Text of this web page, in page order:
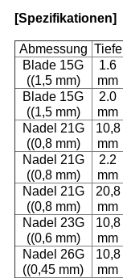
[Spezifikationen]
Abmessung Tiefe
Blade 15G
((1,5 mm)
1.6
mm
Blade 15G
((1,5 mm)
2.0
mm
Nadel 21G
((0,8 mm)
10,8
mm
Nadel 21G
((0,8 mm)
2.2
mm
Nadel 21G
((0,8 mm)
20,8
mm
Nadel 23G
((0,6 mm)
10,8
mm
Nadel 26G
((0,45 mm)
10,8
mm